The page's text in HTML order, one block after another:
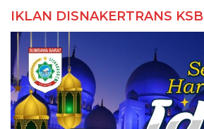
IKLAN DISNAKERTRANS KSB